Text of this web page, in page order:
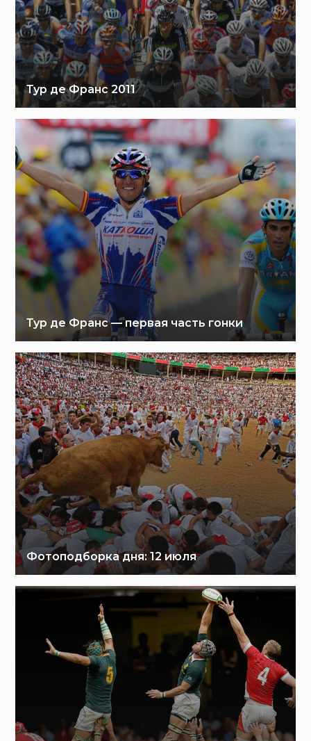
Тур де Франс 2011
Тур де Франс — первая часть гонки
Фотоподборка дня: 12 июля